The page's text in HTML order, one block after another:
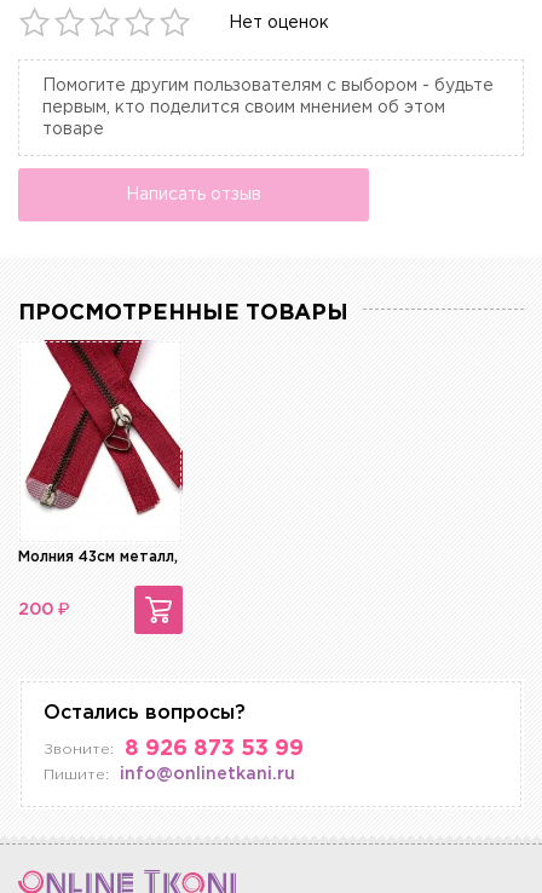
Нет оценок
Помогите другим пользователям с выбором - будьте
первым, кто поделится своим мнением об этом
товаре
Написать отзыв
ПРОСМОТРЕННЫЕ ТОВАРЫ
Молния 43см металл, разъемная, декоративная
200 ₽
Остались вопросы?
Звоните: 8 926 873 53 99
Пишите: info@onlinetkani.ru